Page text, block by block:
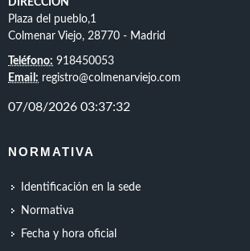
DIRECCIÓN
Plaza del pueblo,1
Colmenar Viejo, 28770 - Madrid
Teléfono: 918450053
Email: registro@colmenarviejo.com
NORMATIVA
Identificación en la sede
Normativa
Fecha y hora oficial